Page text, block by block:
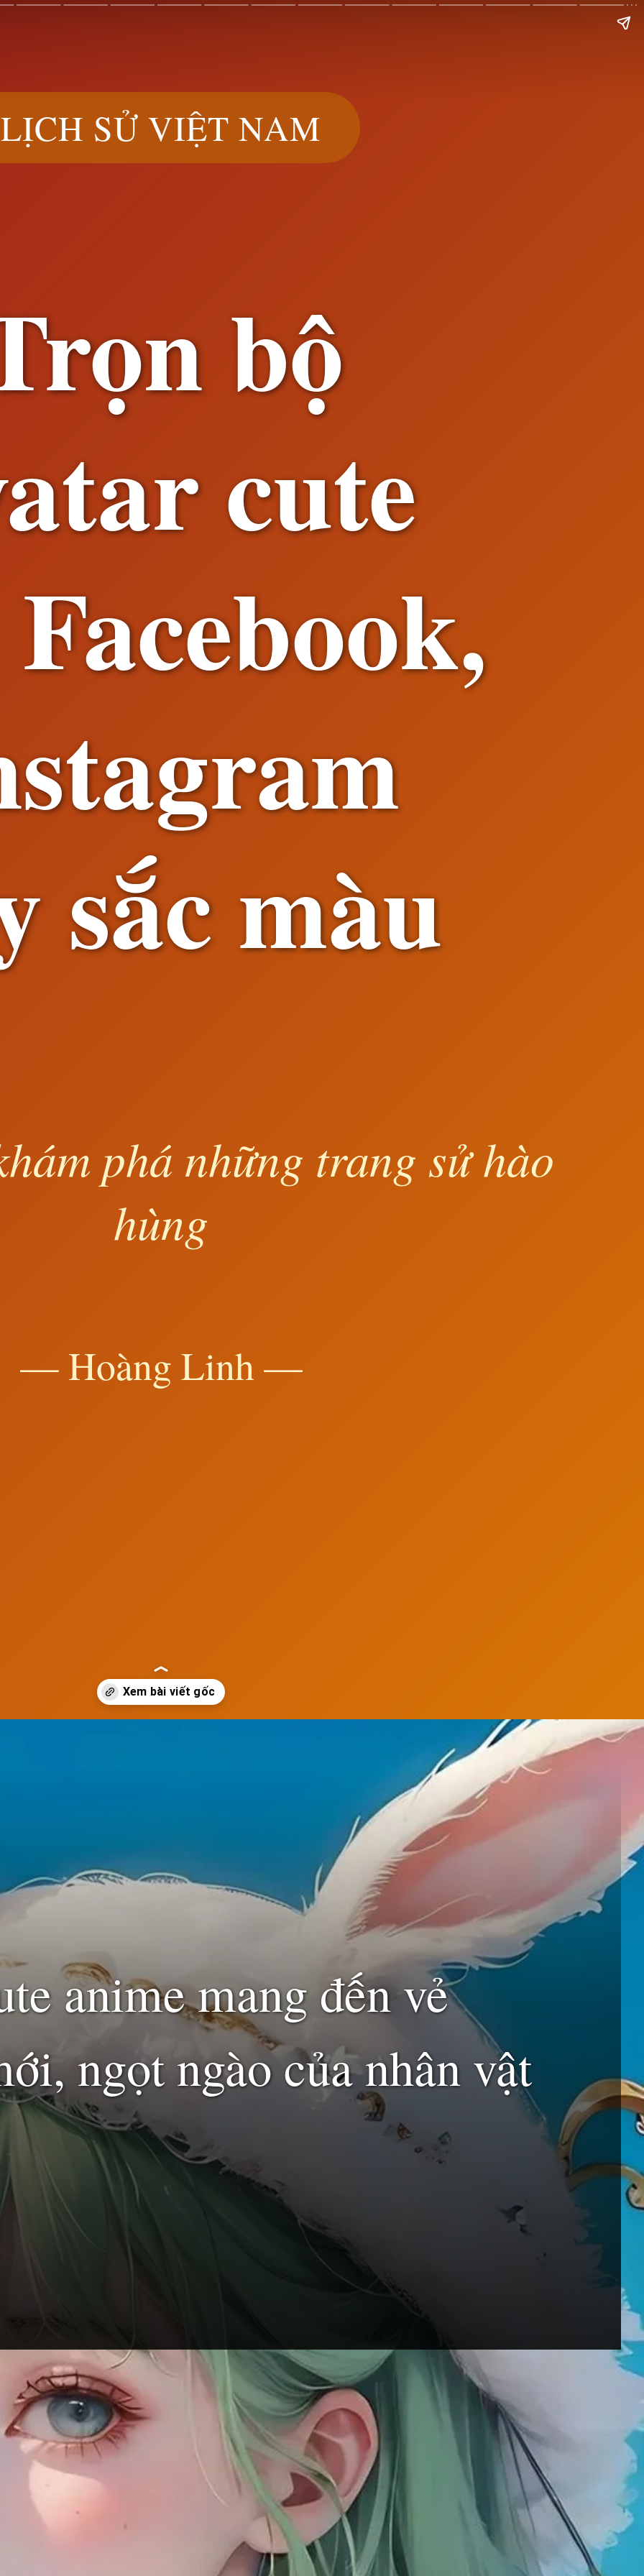
LỊCH SỬ VIỆT NAM
bộ
cute
sắc màu
phá những trang sử hào
hùng
— Hoàng Linh —
anime mang đến vẻ
ngọt ngào của nhân vật